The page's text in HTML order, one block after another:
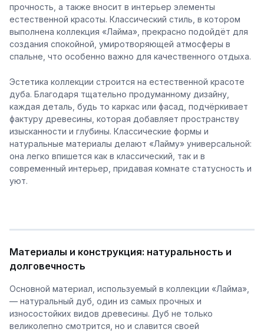
прочность, а также вносит в интерьер элементы
естественной красоты. Классический стиль, в котором
выполнена коллекция «Лайма», прекрасно подойдёт для
создания спокойной, умиротворяющей атмосферы в
спальне, что особенно важно для качественного отдыха.
Эстетика коллекции строится на естественной красоте
дуба. Благодаря тщательно продуманному дизайну,
каждая деталь, будь то каркас или фасад, подчёркивает
фактуру древесины, которая добавляет пространству
изысканности и глубины. Классические формы и
натуральные материалы делают «Лайму» универсальной:
она легко впишется как в классический, так и в
современный интерьер, придавая комнате статусность и
уют.
Материалы и конструкция: натуральность и
долговечность
Основной материал, используемый в коллекции «Лайма»,
— натуральный дуб, один из самых прочных и
износостойких видов древесины. Дуб не только
великолепно смотрится, но и славится своей